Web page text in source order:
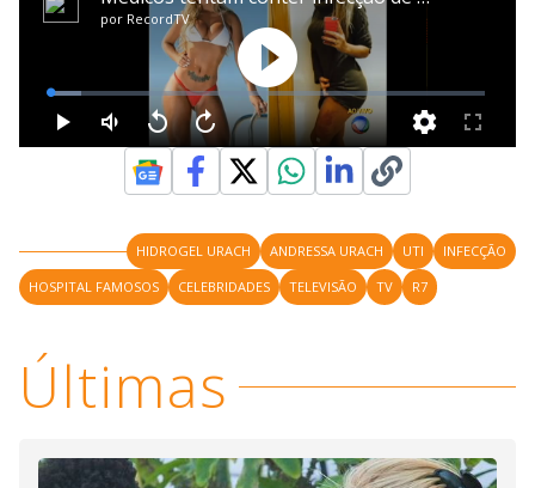
HIDROGEL URACH ANDRESSA URACH UTI
INFECÇÃO
HOSPITAL FAMOSOS
CELEBRIDADES TELEVISÃO TV R7
Últimas